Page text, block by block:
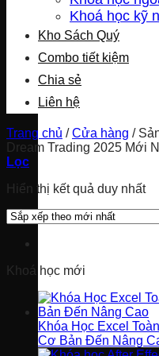
Khoá học kỹ
Kho Sách Quý
Combo tiết kiệm
Chia sẻ
Liên hệ
Trang chủ / Cửa hàng /
Dream Trading 2025 Mới
Lọc
Hiển thị kết quả duy nhất
Khoá học mới
Khóa Học Excel
Cơ Bản Đến Nâng